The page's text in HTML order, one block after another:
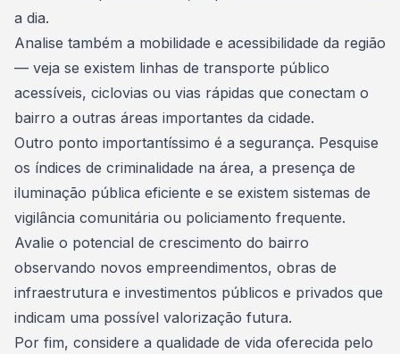
a dia.
Analise também a mobilidade e acessibilidade da região
— veja se existem linhas de transporte público
acessíveis, ciclovias ou vias rápidas que conectam o
bairro a outras áreas importantes da cidade.
Outro ponto importantíssimo é a segurança. Pesquise
os índices de criminalidade na área, a presença de
iluminação pública eficiente e se existem sistemas de
vigilância comunitária ou policiamento frequente.
Avalie o potencial de crescimento do bairro
observando novos empreendimentos, obras de
infraestrutura e investimentos públicos e privados que
indicam uma possível valorização futura.
Por fim, considere a qualidade de vida oferecida pelo